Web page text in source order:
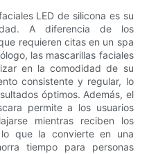
LED de silicona es su
A diferencia de los
requieren citas en un spa
las mascarillas faciales
en la comodidad de su
consistente y regular, lo
óptimos. Además, el
permite a los usuarios
mientras reciben los
que la convierte en una
tiempo para personas